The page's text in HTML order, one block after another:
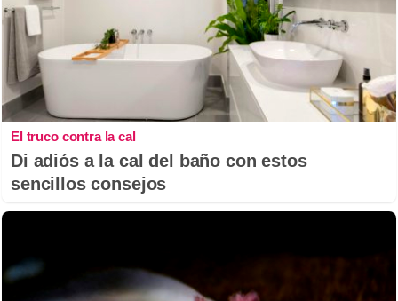
El truco contra la cal
Di adiós a la cal del baño con estos
sencillos consejos